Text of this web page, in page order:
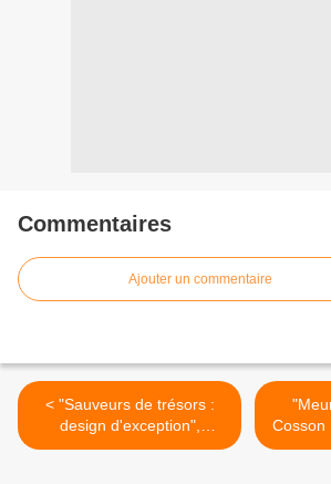
Commentaires
Ajouter un commentaire
< "Sauveurs de trésors :
design d'exception",
nouvelle série
Cosson